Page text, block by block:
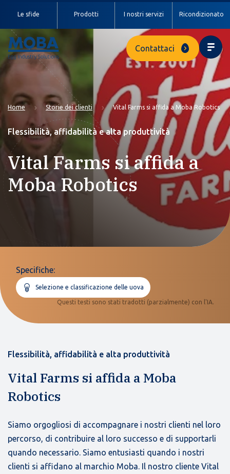
Le sfide Prodotti I nostri servizi Ricondizionato
Contattaci
Home Storie dei clienti Vital Farms si affida a Moba Robotics
Flessibilità, affidabilità e alta produttività
Vital Farms si affida a
Moba Robotics
Specifiche:
Selezione e classificazione delle uova
Questi testi sono stati tradotti (parzialmente) con l'IA.
Flessibilità, affidabilità e alta produttività
Vital Farms si affida a Moba
Robotics
Siamo orgogliosi di accompagnare i nostri clienti nel loro
percorso, di contribuire al loro successo e di supportarli
quando necessario. Siamo entusiasti quando i nostri
clienti si affidano al marchio Moba. Il nostro cliente Vital